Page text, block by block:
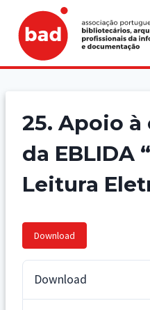
content
25. Apoio
da EBLIDA
Leitura
Download
Download